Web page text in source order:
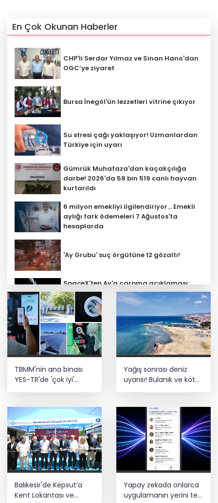
En Çok Okunan Haberler
CHP'li Serdar Yılmaz ve Sinan Hano'dan
OGC’ye ziyaret
Bursa İnegöl'ün lezzetleri vitrine çıkıyor
Su stresi çağı yaklaşıyor! Uzmanlardan
Türkiye için uyarı
Gümrük Muhafaza'dan kaçakçılığa
darbe! 2026'da 58 bin 519 canlı hayvan
kurtarıldı
6 milyon emekliyi ilgilendiriyor... Emekli
aylığı fark ödemeleri 7 Ağustos'ta
hesaplarda
'Ay Grubu' suç örgütüne 12 gözaltı!
SpaceX'ten Ay'a çarpma açıklaması:
Sorumlu uzay operasyonları için
çalışıyoruz
Bozcaada mercan resifleri için koruma
seferberliği... 180 deniz canlısı türü kayıt
altına alındı
Türk F-16'ları NATO görevi için
Estonya'da... MSB yerli savunma
sistemleriyle güçleniyor
ediyor... Hudutlarda 490 kişi yakalandı
TBMM'nin ana binası
YES-TR'de 'çok iyi'
olarak sertifikalandırıldı
Yağış sonrası deniz
uyarısı! Bulanık ve kötü
kokulu suda yüzmeyin
Balıkesir'de Kepsut’a
Kent Lokantası ve
Yapay zekada onlarca
uygulamanın yerini tek